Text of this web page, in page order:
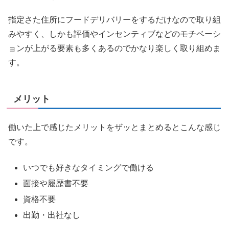
指定さた住所にフードデリバリーをするだけなので取り組
みやすく、しかも評価やインセンティブなどのモチベーシ
ョンが上がる要素も多くあるのでかなり楽しく取り組めま
す。
メリット
働いた上で感じたメリットをザッとまとめるとこんな感じ
です。
いつでも好きなタイミングで働ける
面接や履歴書不要
資格不要
出勤・出社なし